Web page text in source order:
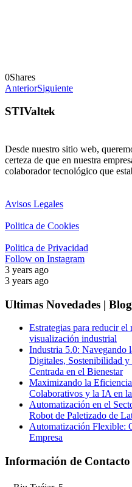
0Shares
AnteriorSiguiente
STIValtek
Desde nuestro sitio web,
certeza de que en nuestra
colaborador tecnológico que
Avisos Legales
Politica de Cookies
Politica de Privacidad
Follow on Instagram
3 years ago
3 years ago
Ultimas Novedades | Blog
Estrategias para reducir
visualización industrial
Industria 5.0: Navegando
Digitales, Sostenibilidad y
Centrada en el Bienestar
Maximizando la
Colaborativos y la IA en
Automatización en el
Robot de Paletizado de
Automatización Flexible:
Empresa
Información de Contacto